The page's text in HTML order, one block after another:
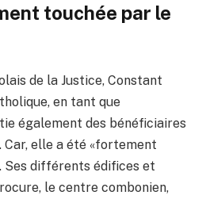
touchée par le
de la Justice, Constant
en tant que
également des bénéficiaires
Car, elle a été «fortement
différents édifices et
le centre combonien,